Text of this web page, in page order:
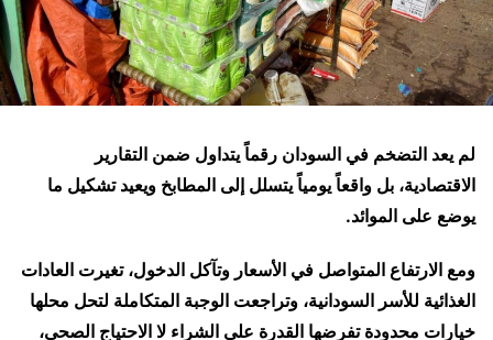
لم يعد التضخم في السودان رقماً يتداول ضمن التقارير
الاقتصادية، بل واقعاً يومياً يتسلل إلى المطابخ ويعيد تشكيل ما
يوضع على الموائد.
ومع الارتفاع المتواصل في الأسعار وتآكل الدخول، تغيرت العادات
الغذائية للأسر السودانية، وتراجعت الوجبة المتكاملة لتحل محلها
خيارات محدودة تفرضها القدرة على الشراء لا الاحتياج الصحي،